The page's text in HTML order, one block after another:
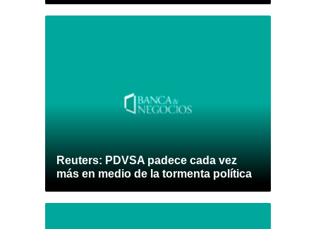
Reuters: PDVSA padece cada vez
más en medio de la tormenta política